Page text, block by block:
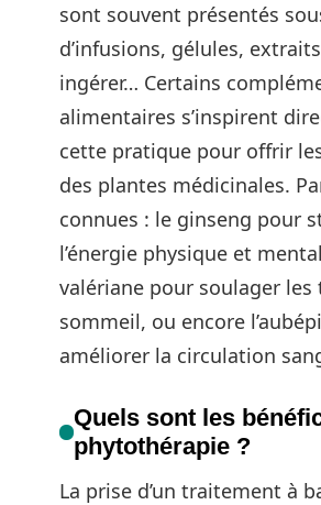
sont souvent présentés
d’infusions, gélules,
ingérer… Certains
alimentaires s’inspirent
cette pratique pour offrir
des plantes médicinales.
connues : le ginseng pour
l’énergie physique et
valériane pour soulager les
sommeil, ou encore
améliorer la circulation
Quels sont les
phytothérapie ?
La prise d’un traitement à